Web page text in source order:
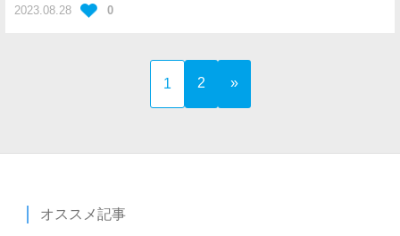
2023.08.28 0
1 2 »
オススメ記事